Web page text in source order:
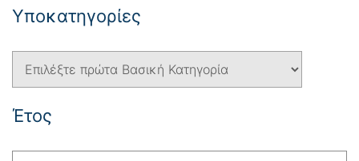
Yποκατηγορίες
Έτος